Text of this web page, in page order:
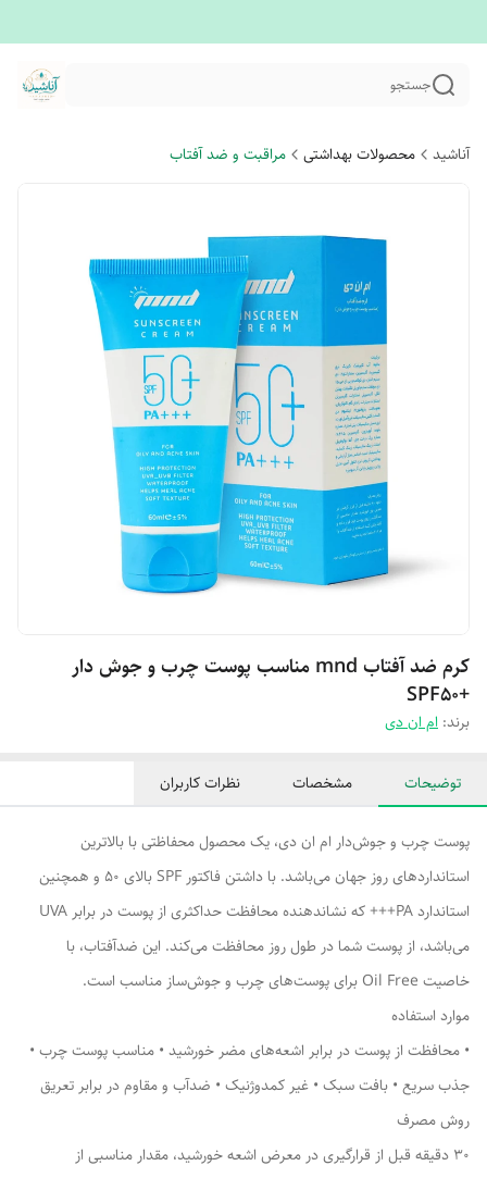
جستجو
آناشید محصولات بهداشتی مراقبت و ضد آفتاب
کرم ضد آفتاب mnd مناسب پوست چرب و جوش دار
+SPF50
برند: ام ان دی
توضیحات مشخصات نظرات کاربران
پوست چرب و جوش‌دار ام ان دی، یک محصول محفاظتی با بالاترین
استانداردهای روز جهان می‌باشد. با داشتن فاکتور SPF بالای 50 و همچنین
استاندارد PA+++ که نشاندهنده محافظت حداکثری از پوست در برابر UVA
می‌باشد، از پوست شما در طول روز محافظت می‌کند. این ضدآفتاب، با
خاصیت Oil Free برای پوست‌های چرب و جوش‌ساز مناسب است.
موارد استفاده
• محافظت از پوست در برابر اشعه‌های مضر خورشید • مناسب پوست چرب •
جذب سریع • بافت سبک • غیر کمدوژنیک • ضدآب و مقاوم در برابر تعریق
روش مصرف
30 دقیقه قبل از قرارگیری در معرض اشعه خورشید، مقدار مناسبی از